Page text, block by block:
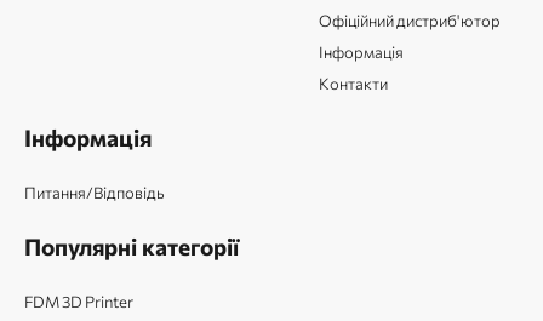
Офіційний дистриб'ютор
Інформація
Контакти
Інформація
Питання/Відповідь
Популярні категорії
FDM 3D Printer